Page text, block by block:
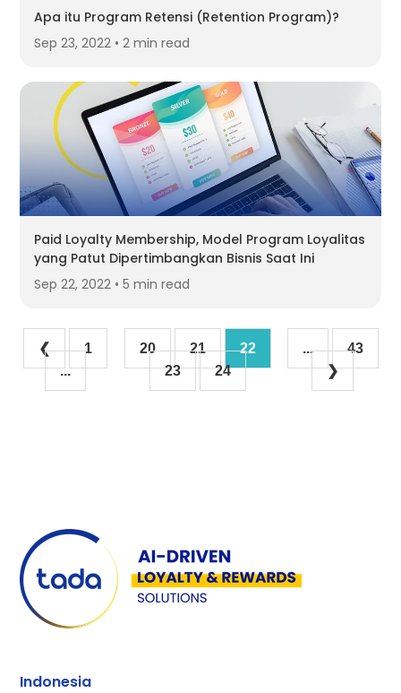
Apa itu Program Retensi (Retention Program)?
Sep 23, 2022 • 2 min read
Paid Loyalty Membership, Model Program Loyalitas
yang Patut Dipertimbangkan Bisnis Saat Ini
Sep 22, 2022 • 5 min read
❮
1
...
20 21
22
23
24
...
43
❯
Indonesia